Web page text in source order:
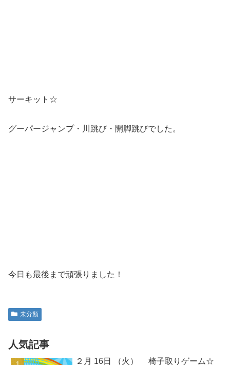
サーキット☆
グーパージャンプ・川跳び・開脚跳びでした。
今日も最後まで頑張りました！
未分類
人気記事
２月 16日 （火） 椅子取りゲーム☆